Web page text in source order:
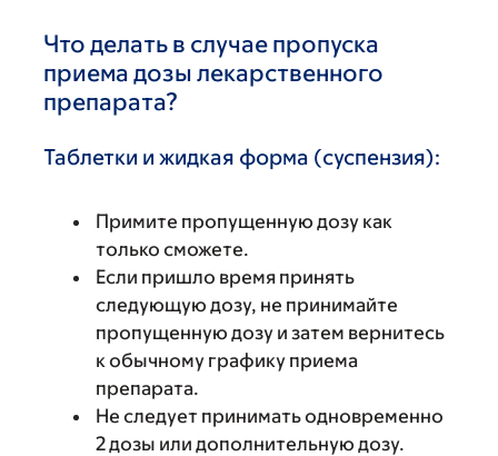
Что делать в случае пропуска
приема дозы лекарственного
препарата?
Таблетки и жидкая форма (суспензия):
Примите пропущенную дозу как
только сможете.
Если пришло время принять
следующую дозу, не принимайте
пропущенную дозу и затем вернитесь
к обычному графику приема
препарата.
Не следует принимать одновременно
2 дозы или дополнительную дозу.